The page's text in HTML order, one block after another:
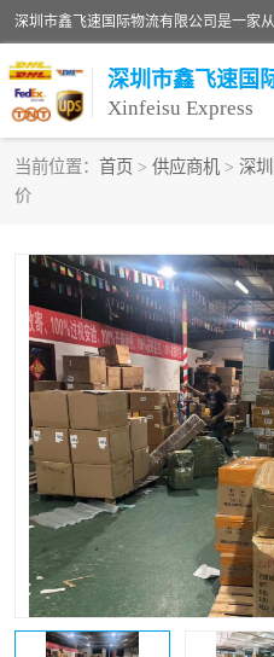
深圳市鑫飞速国
Xinfeisu Express
当前位置： 首页 > 供应商机 > 深
价
俄罗斯快递
深圳DHL国际快递
UPS国际快递
深圳国际物流公司
DHL国际快递电话
新能源电池出口物流